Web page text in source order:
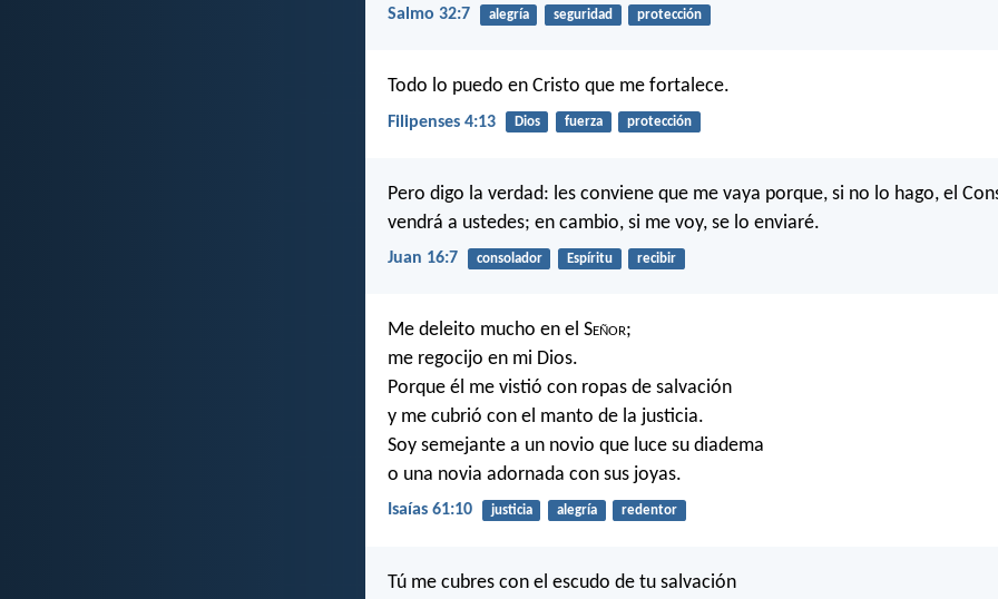
Salmo 32:7 alegría seguridad protección
Todo lo puedo en Cristo que me fortalece.
Filipenses 4:13 Dios fuerza protección
Pero digo la verdad: les conviene que me vaya porque, si no lo hago, el
vendrá a ustedes; en cambio, si me voy, se lo enviaré.
Juan 16:7 consolador Espíritu recibir
Me deleito mucho en el Señor;
me regocijo en mi Dios.
Porque él me vistió con ropas de salvación
y me cubrió con el manto de la justicia.
Soy semejante a un novio que luce su diadema
o una novia adornada con sus joyas.
Isaías 61:10 justicia alegría redentor
Tú me cubres con el escudo de tu salvación